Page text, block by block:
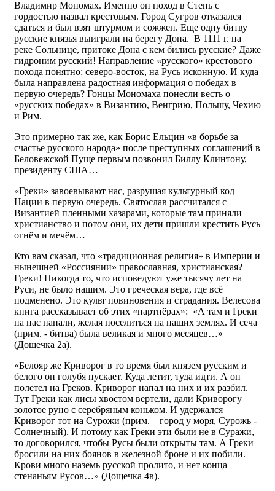
Владимир Мономах. Именно он поход в Степь с
гордостью назвал крестовым. Город Сугров отказался
сдаться и был взят штурмом и сожжен. Еще одну битву
русские князья выиграли на берегу Дона. В 1111 г. на
реке Сольнице, притоке Дона с кем бились русские? Даже
гидроним русский! Направление «русского» крестового
похода понятно: северо-восток, на Русь исконную. И куда
была направлена радостная информация о победах в
первую очередь? Гонцы Мономаха понесли весть о
«русских победах» в Византию, Венгрию, Польшу, Чехию
и Рим.
Это примерно так же, как Борис Ельцин «в борьбе за
счастье русского народа» после преступных соглашений в
Беловежской Пуще первым позвонил Биллу Клинтону,
президенту США…
«Греки» завоевывают нас, разрушая культурный код
Нации в первую очередь. Святослав рассчитался с
Византией пленными хазарами, которые там приняли
христианство и потом они, их дети пришли крестить Русь
огнём и мечём…
Кто вам сказал, что «традиционная религия» в Империи и
нынешней «Россиянии» православная, христианская?
Греки! Никогда то, что исповедуют уже тысячу лет на
Руси, не было нашим. Это греческая вера, где всё
подменено. Это культ повиновения и страдания. Велесова
книга рассказывает об этих «партнёрах»: «А там и Греки
на нас напали, желая поселиться на наших землях. И сеча
(прим. - битва) была великая и много месяцев…»
(Дощечка 2а).
«Белояр же Криворог в то время был князем русским и
белого он голубя пускает. Куда летит, туда идти. А он
полетел на Греков. Криворог напал на них и их разбил.
Тут Греки как лисы хвостом вертели, дали Криворогу
золотое руно с серебряным коньком. И удержался
Криворог тот на Сурожи (прим. – город у моря, Сурожь -
Солнечный). И потому как Греки эти были не в Суражи,
то договорился, чтобы Русы были открыты там. А Греки
бросили на них боянов в железной броне и их побили.
Крови много наземь русской пролито, и нет конца
стенаньям Русов…» (Дощечка 4в).